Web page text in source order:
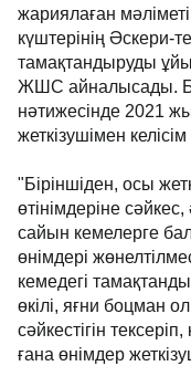
жариялаған
күштерінің Әскери-
тамақтандыруды
ЖШС айналысады.
нәтижесінде 2021
жеткізушімен келісім
"Біріншіден, осы
өтінімдеріне сәйкес,
сайын кемелерге
өнімдері
кемедегі
өкілі, яғни боцман
сәйкестігін
ғана өнімдер